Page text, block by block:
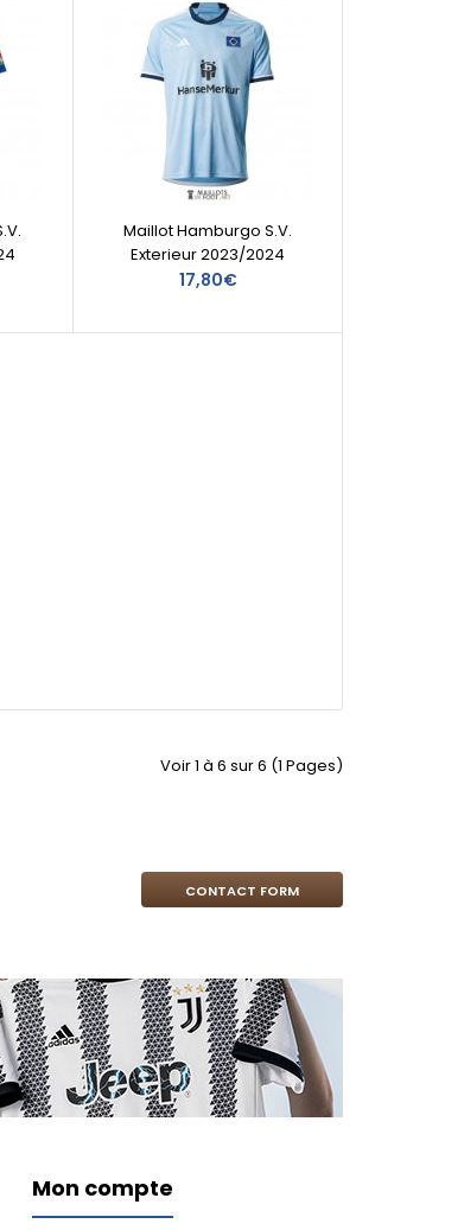
Maillot Hamburgo S.V.
Exterieur 2023/2024
17,80€
Voir 1 à 6 sur 6 (1 Pages)
CONTACT FORM
Mon compte